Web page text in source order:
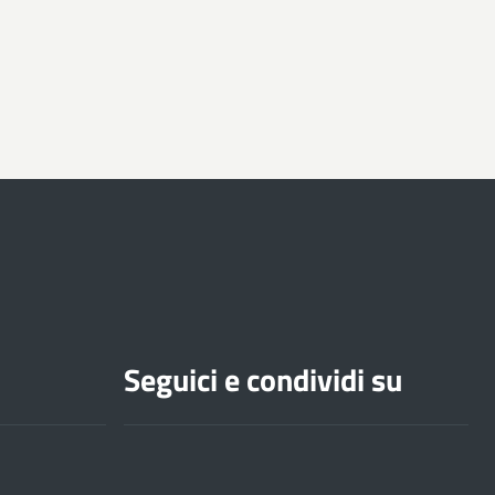
Seguici e condividi su